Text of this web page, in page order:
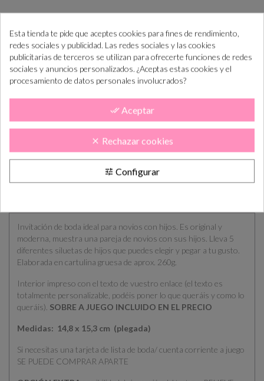
 AÑADIR AL CARRITO
¿Cómo COMPRAR PASO a PASO? +info
“Si las necesitas antes consúltanos para ayudarte”
En máx. 7 días
lab. te enviamos
el diseño
Confirma el
diseño
casa
DESCRIPCIÓN
CÓMO COMPRAR
Invitación de boda ideal para novios con hijos. Es original y
moderna, muestra una pareja de novios con sus hijos. Lleva 5
diferentes siluetas de hijos que puedes elegir y pegar a tu gusto.
Elaborada en cartulina gruesa de aprox. 260g.
Interior impreso con el texto de vuestro enlace (el texto es
totalmente personalizable, podéis poner lo que queráis y como lo
queráis). SOBRE A JUEGO INCLUIDO EN EL PRECIO
Medidas: 14,8 x 15,3 cm (plegada)
Si necesitas una tarjeta de lista de boda/ cuenta corriente a juego
SE PUEDE COMPRAR APARTE
Esta tienda te pide que aceptes cookies para fines de rendimiento,
redes sociales y publicidad. Las redes sociales y las cookies
publicitarias de terceros se utilizan para ofrecerte funciones de redes
sociales y anuncios personalizados. ¿Aceptas estas cookies y el
procesamiento de datos personales involucrados?
done_all Aceptar
clear Rechazar cookies
tune Configurar